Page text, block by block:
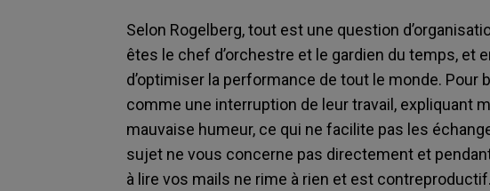
Selon Rogelberg, tout est une question
êtes le chef d’orchestre et le gardien du temps, et
d’optimiser la performance de tout le monde.
comme une interruption de leur travail, expliquant
mauvaise humeur, ce qui ne facilite pas les
sujet ne vous concerne pas directement et
à lire vos mails ne rime à rien et est contreproductif.